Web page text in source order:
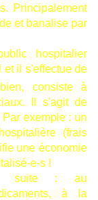
Principalement
et banalise par
hospitalier
et il s'effectue de
consiste à
Il s'agit de
exemple : un
(frais
une économie
e-s !
suite : au
à la